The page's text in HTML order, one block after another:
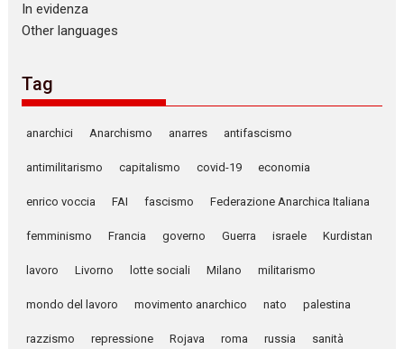
In evidenza
Other languages
Tag
anarchici Anarchismo anarres antifascismo
antimilitarismo capitalismo covid-19 economia
enrico voccia FAI fascismo Federazione Anarchica Italiana
femminismo Francia governo Guerra israele Kurdistan
lavoro Livorno lotte sociali Milano militarismo
mondo del lavoro movimento anarchico nato palestina
razzismo repressione Rojava roma russia sanità